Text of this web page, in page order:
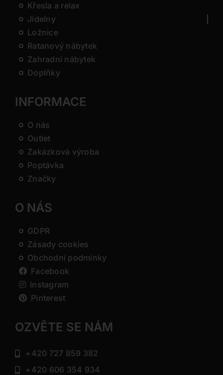
Křesla a relax
Jídelny
Ložnice
Ratanový nábytek
Zahradní nábytek
Doplňky
INFORMACE
O nás
Outlet
Zakázková výroba
Poptávka
Značky
O NÁS
GDPR
Zásady cookies
Obchodní podmínky
Facebook
Instagram
Pinterest
OZVĚTE SE NÁM
+420 727 859 382
+420 606 354 934